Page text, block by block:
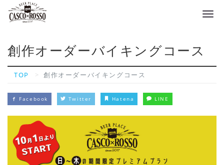
創作オーダーバイキングコース
TOP 創作オーダーバイキングコース
Facebook Twitter Hatena LINE